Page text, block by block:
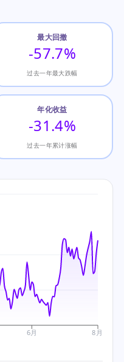
最大回撤
-57.7%
过去一年最大跌幅
年化收益
-31.4%
过去一年累计涨幅
6月 8月